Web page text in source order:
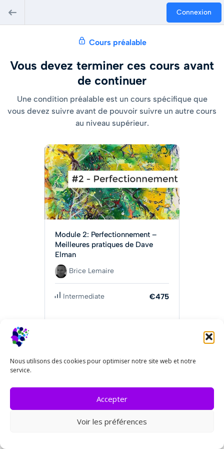
Nous utilisons des cookies pour optimiser notre site web et notre
service.
Accepter
Voir les préférences
Connexion
Cours préalable
Vous devez terminer ces cours avant
de continuer
Une condition préalable est un cours spécifique que
vous devez suivre avant de pouvoir suivre un autre cours
au niveau supérieur.
Module 2: Perfectionnement –
Meilleures pratiques de Dave
Elman
Brice Lemaire
Intermediate €475